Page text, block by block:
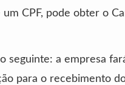
CPF, pode obter o
seguinte: a empresa
para o recebimento